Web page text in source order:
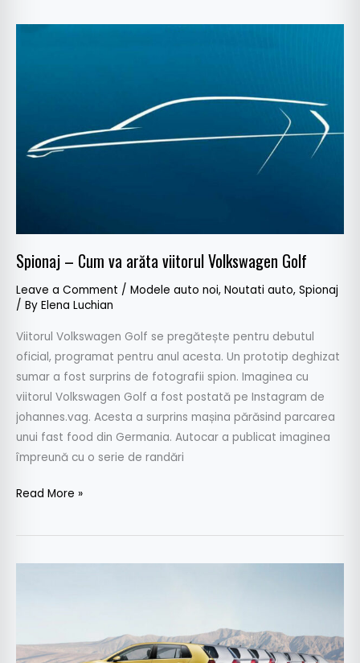
Spionaj – Cum va arăta viitorul Volkswagen Golf
Leave a Comment / Modele auto noi, Noutati auto, Spionaj
/ By Elena Luchian
Viitorul Volkswagen Golf se pregătește pentru debutul
oficial, programat pentru anul acesta. Un prototip deghizat
sumar a fost surprins de fotografii spion. Imaginea cu
viitorul Volkswagen Golf a fost postată pe Instagram de
johannes.vag. Acesta a surprins mașina părăsind parcarea
unui fast food din Germania. Autocar a publicat imaginea
împreună cu o serie de randări
Volkswagen
Read More »